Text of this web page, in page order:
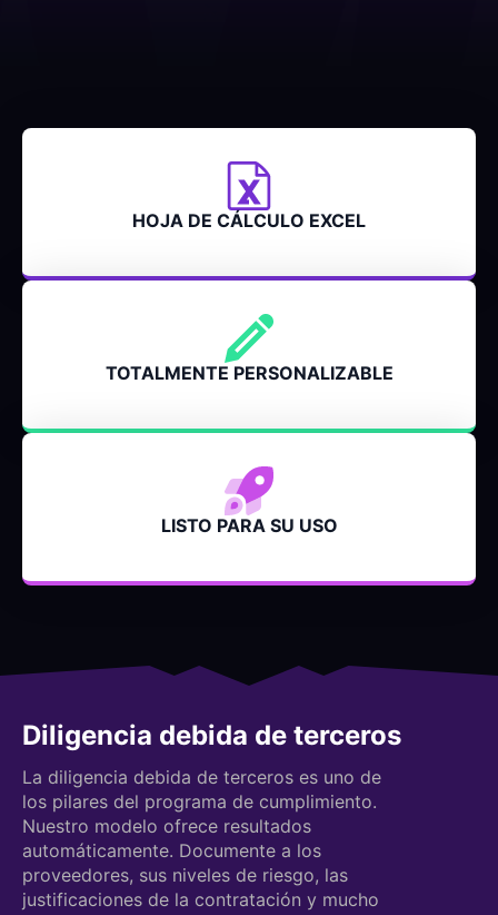
HOJA DE CÁLCULO EXCEL
TOTALMENTE PERSONALIZABLE
LISTO PARA SU USO
Diligencia debida de terceros
La diligencia debida de terceros es uno de
los pilares del programa de cumplimiento.
Nuestro modelo ofrece resultados
automáticamente. Documente a los
proveedores, sus niveles de riesgo, las
justificaciones de la contratación y mucho